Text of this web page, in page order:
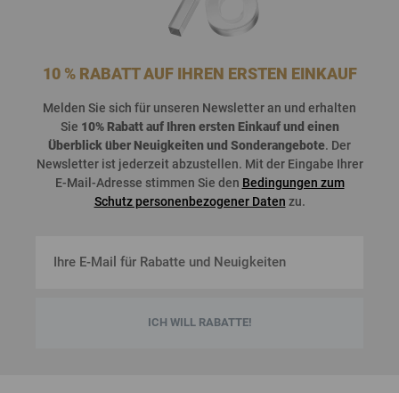
10 % RABATT AUF IHREN ERSTEN EINKAUF
Melden Sie sich für unseren Newsletter an und erhalten
Sie 10% Rabattauf Ihren ersten Einkaufund einen
Überblicküber Neuigkeiten und Sonderangebote. Der
Newsletter ist jederzeit abzustellen. Mit der Eingabe Ihrer
E-Mail-Adresse stimmen Sie den Bedingungen zum
Schutz personenbezogener Daten zu.
ICH WILL RABATTE!